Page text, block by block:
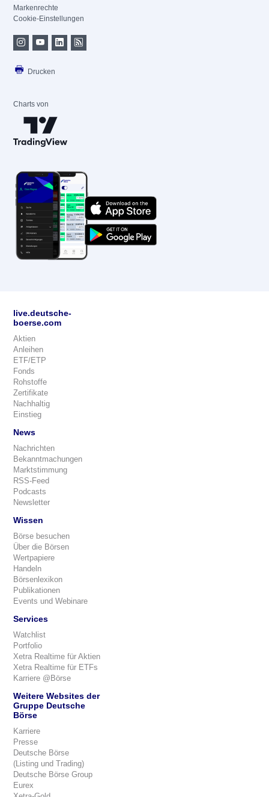
Markenrechte
Cookie-Einstellungen
Drucken
Charts von
live.deutsche-
boerse.com
Aktien
Anleihen
ETF/ETP
Fonds
Rohstoffe
Zertifikate
Nachhaltig
Einstieg
News
Nachrichten
Bekanntmachungen
Marktstimmung
RSS-Feed
Podcasts
Newsletter
Wissen
Börse besuchen
Über die Börsen
Wertpapiere
Handeln
Börsenlexikon
Publikationen
Events und Webinare
Services
Watchlist
Portfolio
Xetra Realtime für Aktien
Xetra Realtime für ETFs
Karriere @Börse
Weitere Websites der
Gruppe Deutsche
Börse
Karriere
Presse
Deutsche Börse
(Listing und Trading)
Deutsche Börse Group
Eurex